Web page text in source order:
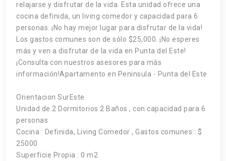
relajarse y disfrutar de la vida. Esta unidad ofrece una
cocina definida, un living comedor y capacidad para 6
personas. ¡No hay mejor lugar para disfrutar de la vida!
Los gastos comunes son de sólo $25,000. ¡No esperes
más y ven a disfrutar de la vida en Punta del Este!
¡Consulta con nuestros asesores para más
información!Apartamento en Peninsula - Punta del Este
Orientacion SurEste
Unidad de 2 Dormitorios 2 Baños , con capacidad para 6
personas
Cocina : Definida, Living Comedor , Gastos comunes : $
25000
Superficie Propia : 0 m2